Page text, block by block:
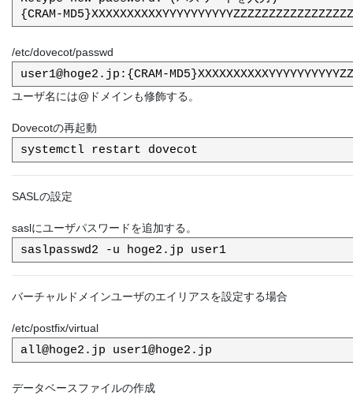
/etc/dovecot/passwd
ユーザ名には@ドメインも修飾する。
Dovecotの再起動
SASLの設定
saslにユーザパスワードを追加する。
バーチャルドメインユーザのエイリアスを設定する場合
/etc/postfix/virtual
データベースファイルの作成